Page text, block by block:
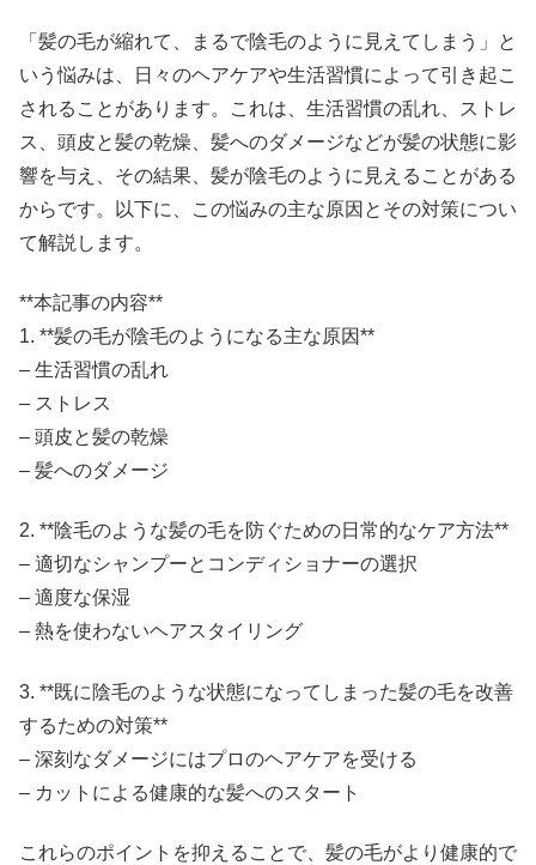
「髪の毛が縮れて、まるで陰毛のように見えてしまう」と
いう悩みは、日々のヘアケアや生活習慣によって引き起こ
されることがあります。これは、生活習慣の乱れ、ストレ
ス、頭皮と髪の乾燥、髪へのダメージなどが髪の状態に影
響を与え、その結果、髪が陰毛のように見えることがある
からです。以下に、この悩みの主な原因とその対策につい
て解説します。
**本記事の内容**
1. **髪の毛が陰毛のようになる主な原因**
– 生活習慣の乱れ
– ストレス
– 頭皮と髪の乾燥
– 髪へのダメージ
2. **陰毛のような髪の毛を防ぐための日常的なケア方法**
– 適切なシャンプーとコンディショナーの選択
– 適度な保湿
– 熱を使わないヘアスタイリング
3. **既に陰毛のような状態になってしまった髪の毛を改善
するための対策**
– 深刻なダメージにはプロのヘアケアを受ける
– カットによる健康的な髪へのスタート
これらのポイントを抑えることで、髪の毛がより健康的で